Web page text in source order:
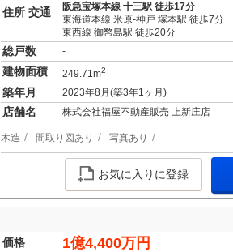
住所 交通
阪急宝塚本線 十三駅 徒歩17分
東海道本線 米原-神戸 塚本駅 徒歩7分
東西線 御幣島駅 徒歩20分
総戸数 -
建物面積 249.71m2
築年月 2023年8月(築3年1ヶ月)
店舗名 株式会社福屋不動産販売 上新庄店
木造 間取り図あり 写真あり
お気に入りに登録
価格
1億4,400万円